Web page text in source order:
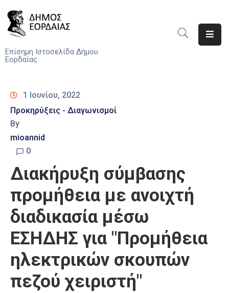
Επίσημη Ιστοσελίδα Δήμου
Εορδαίας
Υπηρεσίες
Του
Δήμου
Προσκλήσεις
Αποφάσεις
Τηλέφωνα
Καιρός
1 Ιουνίου, 2022
Προκηρύξεις - Διαγωνισμοί
By
mioannid
0
Διακήρυξη σύμβασης
προμήθεια με ανοιχτή
διαδικασία μέσω
ΕΣΗΔΗΣ για "Προμήθεια
ηλεκτρικών σκουπών
πεζού χειριστή"